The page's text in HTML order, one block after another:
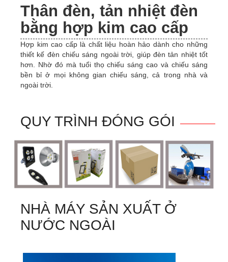
Thân đèn, tản nhiệt đèn
bằng hợp kim cao cấp
Hợp kim cao cấp là chất liệu hoàn hảo dành cho những
thiết kế đèn chiếu sáng ngoài trời, giúp đèn tản nhiệt tốt
hơn. Nhờ đó mà tuổi thọ chiếu sáng cao và chiếu sáng
bền bỉ ở mọi không gian chiếu sáng, cả trong nhà và
ngoài trời.
QUY TRÌNH ĐÓNG GÓI
NHÀ MÁY SẢN XUẤT Ở
NƯỚC NGOÀI